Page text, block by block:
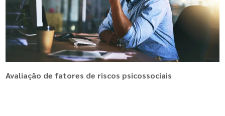
Avaliação de fatores de riscos psicossociais